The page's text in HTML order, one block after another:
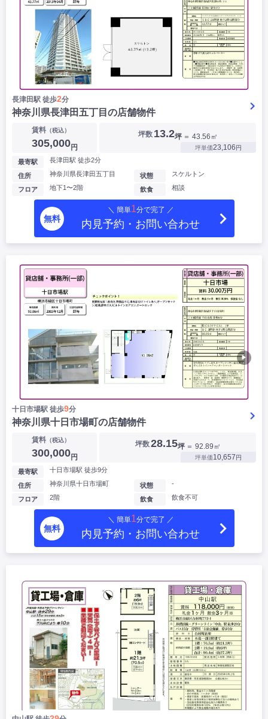
長津田駅 徒歩2分
神奈川県長津田五丁目の店舗物件
賃料（税込）
305,000円
坪数 13.2坪 ＝ 43.56㎡
坪単価23,106円
最寄駅 長津田駅 徒歩2分
住所 神奈川県長津田五丁目
フロア 地下1〜2階
状態 スケルトン
飲食 相談
無料
＼ 簡単1分で完了 ／
内見予約・お問い合わせ
▶
十日市場駅 徒歩9分
神奈川県十日市場町の店舗物件
賃料（税込）
300,000円
坪数28.15坪 ＝ 92.89㎡
坪単価10,657円
最寄駅 十日市場駅 徒歩9分
住所 神奈川県十日市場町
フロア 2階
状態 -
飲食 飲食不可
無料
＼ 簡単1分で完了 ／
内見予約・お問い合わせ